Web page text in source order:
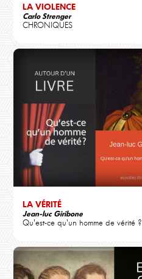
LA VIOLENCE
Carlo Strenger
CHRONIQUES
LA VÉRITÉ
Jean-luc Giribone
Qu'est-ce qu'un homme de vérité ?